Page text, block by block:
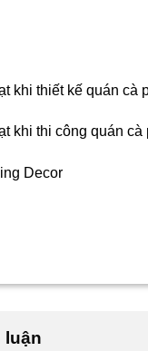
khi thiết kế quán cà
khi thi công quán cà
Decor
luận